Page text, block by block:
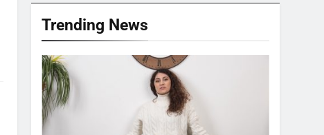
Trending News